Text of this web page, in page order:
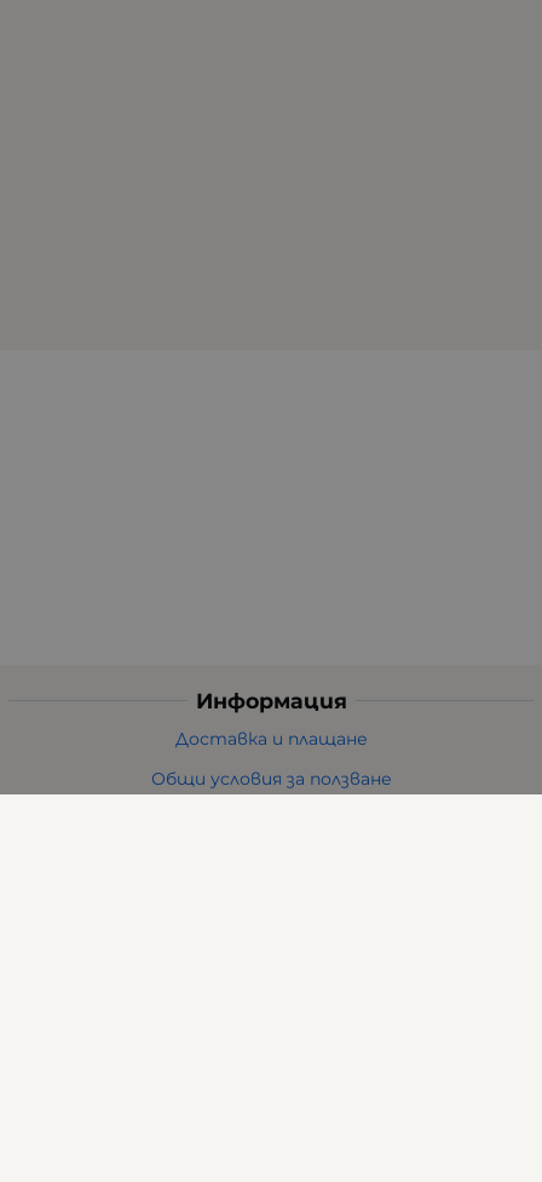
Информация
Доставка и плащане
Общи условия за ползване